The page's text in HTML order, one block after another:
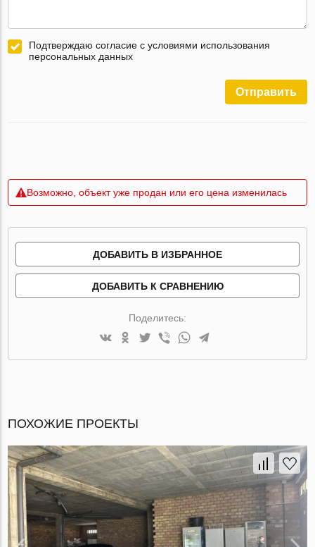
Подтверждаю согласие с условиями использования
персональных данных
Отправить
Возможно, объект уже продан или его цена изменилась
ДОБАВИТЬ В ИЗБРАННОЕ
ДОБАВИТЬ К СРАВНЕНИЮ
Поделитесь:
ПОХОЖИЕ ПРОЕКТЫ